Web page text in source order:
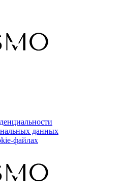
данных
файлах